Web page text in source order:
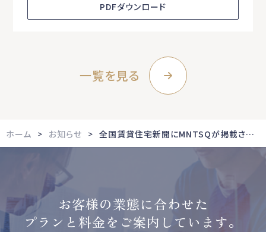
PDFダウンロード
一覧を見る
ホーム お知らせ 全国賃貸住宅新聞にMNTSQが掲載されました
お客様の業態に合わせた
プランと料金をご案内しています。